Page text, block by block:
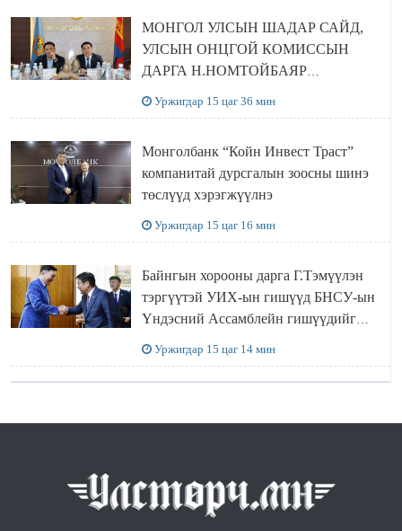
МОНГОЛ УЛСЫН ШАДАР САЙД,
УЛСЫН ОНЦГОЙ КОМИССЫН
ДАРГА Н.НОМТОЙБАЯР
Уржигдар 15 цаг 36 мин
Монголбанк “Койн Инвест Траст”
компанитай дурсгалын зоосны шинэ
төслүүд хэрэгжүүлнэ
Уржигдар 15 цаг 16 мин
Байнгын хорооны дарга Г.Тэмүүлэн
тэргүүтэй УИХ-ын гишүүд БНСУ-ын
Үндэсний Ассамблейн гишүүдийг
Уржигдар 15 цаг 14 мин